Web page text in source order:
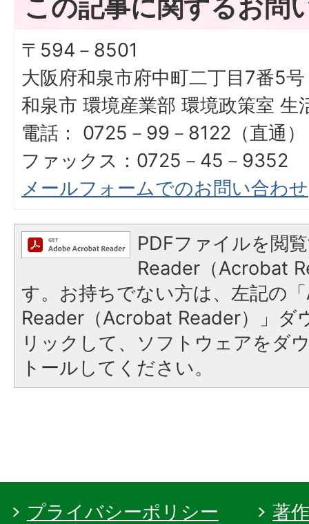
この記事に関するお問
〒594－8501
大阪府和泉市府中町二丁目7番5号
和泉市 環境産業部 環境政策室 生
電話： 0725－99－8122（直通）
ファックス：0725－45－9352
メールフォームでのお問い合わせ
PDFファイルを閲
Reader（Acrobat
す。お持ちでない方は、左記の
Reader（Acrobat Reader）」ダ
リックして、ソフトウェアをダ
トールしてください。
プライバシーポリシー
著